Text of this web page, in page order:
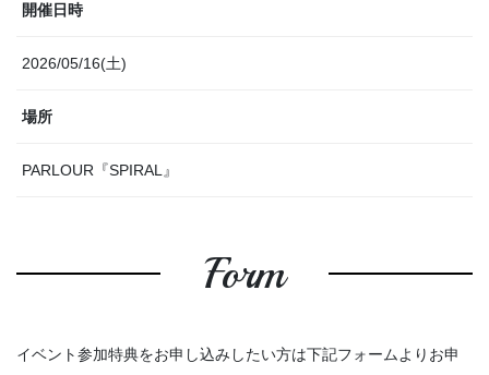
開催日時
2026/05/16(土)
場所
PARLOUR『SPIRAL』
Form
イベント参加特典をお申し込みしたい方は下記フォームよりお申